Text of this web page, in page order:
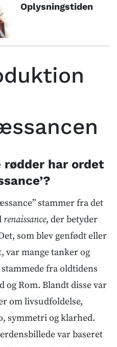
Oplysningstiden
rødder har ordet
stammer fra det
renaissance, der betyder
som blev genfødt eller
var mange tanker og
fra oldtidens
og Rom. Blandt disse var
om livsudfoldelse,
symmetri og klarhed.
var baseret